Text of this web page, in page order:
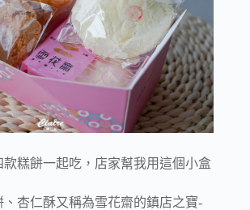
糕餅一起吃，店家幫我用這個小盒
杏仁酥又稱為雪花齋的鎮店之寶-